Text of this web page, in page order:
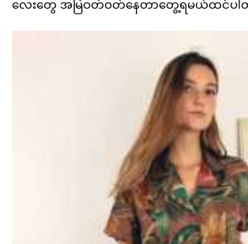
လေးတွေ အမြဲဝတ်ဝတ်နေတာတွေ့ရမယ်ထင်ပ